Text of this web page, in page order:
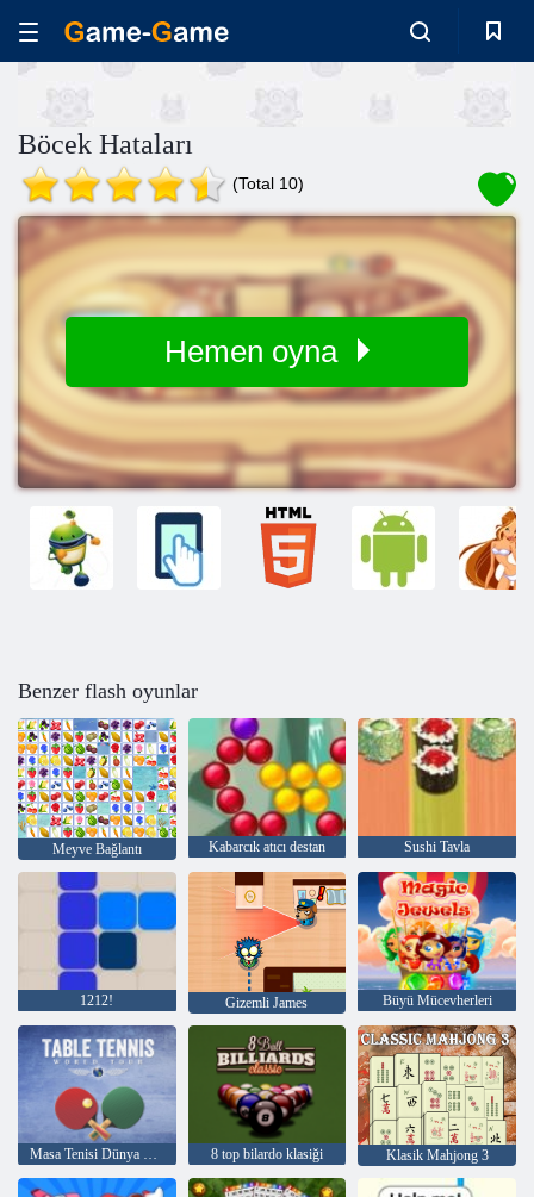
Böcek Hataları
(Total 10)
Hemen oyna
Benzer flash oyunlar
Meyve Bağlantı Kabarcık atıcı destan Sushi Tavla
1212! Gizemli James Büyü Mücevherleri
Masa Tenisi Dünya Turu 8 top bilardo klasiği Klasik Mahjong 3